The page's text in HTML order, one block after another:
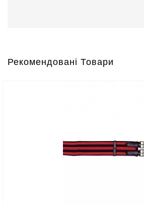
Рекомендовані Товари